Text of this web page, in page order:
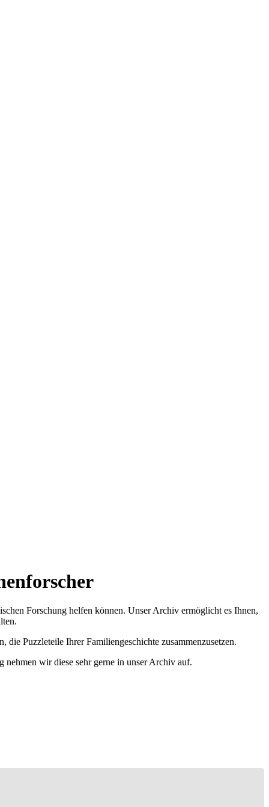
Forschung helfen können. Unser Archiv ermöglicht es Ihnen,
Puzzleteile Ihrer Familiengeschichte zusammenzusetzen.
nehmen wir diese sehr gerne in unser Archiv auf.